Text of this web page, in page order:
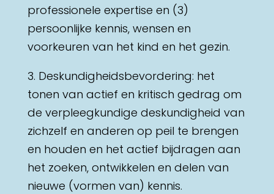
professionele expertise en (3)
persoonlijke kennis, wensen en
voorkeuren van het kind en het gezin.
3. Deskundigheidsbevordering: het
tonen van actief en kritisch gedrag om
de verpleegkundige deskundigheid van
zichzelf en anderen op peil te brengen
en houden en het actief bijdragen aan
het zoeken, ontwikkelen en delen van
nieuwe (vormen van) kennis.